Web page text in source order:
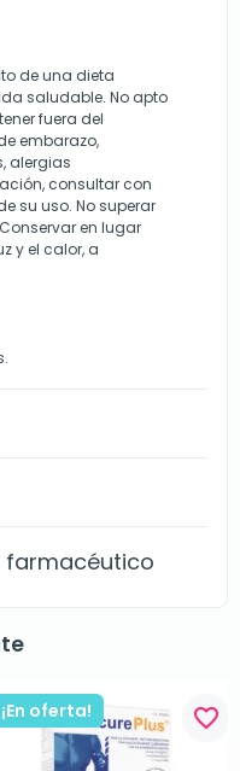
de una dieta
saludable. No apto
fuera del
embarazo,
alergias
consultar con
su uso. No superar
en lugar
y el calor, a
farmacéutico
¡En oferta! favorite_border